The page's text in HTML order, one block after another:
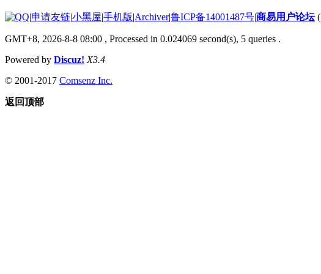
|申请友链|小黑屋|手机版|Archiver|鲁ICP备14001487号|商易用户论坛(
GMT+8, 2026-8-8 08:00 , Processed in 0.024069 second(s), 5 queries .
Powered by Discuz! X3.4
© 2001-2017 Comsenz Inc.
返回顶部